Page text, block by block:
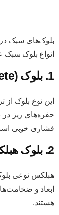
بلوک‌های سبک در
انواع بلوک سبک
1. بلوک AAC (Autoclaved Aerated Concrete):
این نوع بلوک از
فشاری خوبی
2. بلوک هبلکس (Hebel):
ابعاد و
هستند.